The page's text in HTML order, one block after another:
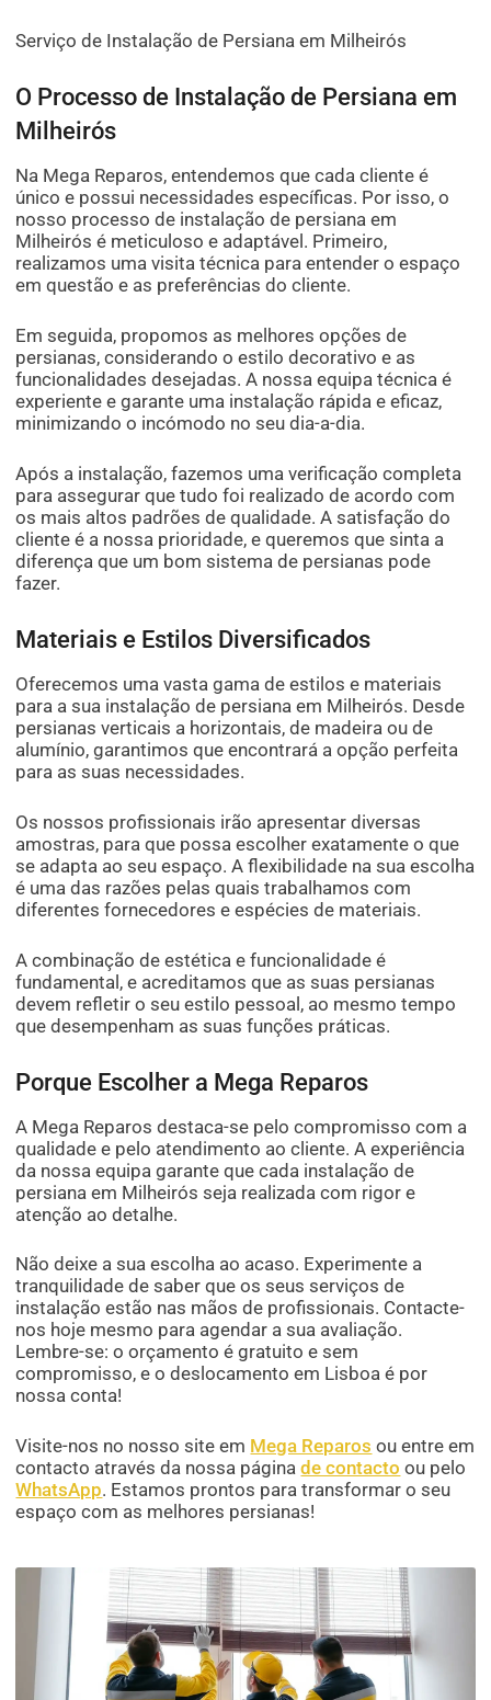
Serviço de Instalação de Persiana em Milheirós
O Processo de Instalação de Persiana em
Milheirós
Na Mega Reparos, entendemos que cada cliente é
único e possui necessidades específicas. Por isso, o
nosso processo de instalação de persiana em
Milheirós é meticuloso e adaptável. Primeiro,
realizamos uma visita técnica para entender o espaço
em questão e as preferências do cliente.
Em seguida, propomos as melhores opções de
persianas, considerando o estilo decorativo e as
funcionalidades desejadas. A nossa equipa técnica é
experiente e garante uma instalação rápida e eficaz,
minimizando o incómodo no seu dia-a-dia.
Após a instalação, fazemos uma verificação completa
para assegurar que tudo foi realizado de acordo com
os mais altos padrões de qualidade. A satisfação do
cliente é a nossa prioridade, e queremos que sinta a
diferença que um bom sistema de persianas pode
fazer.
Materiais e Estilos Diversificados
Oferecemos uma vasta gama de estilos e materiais
para a sua instalação de persiana em Milheirós. Desde
persianas verticais a horizontais, de madeira ou de
alumínio, garantimos que encontrará a opção perfeita
para as suas necessidades.
Os nossos profissionais irão apresentar diversas
amostras, para que possa escolher exatamente o que
se adapta ao seu espaço. A flexibilidade na sua escolha
é uma das razões pelas quais trabalhamos com
diferentes fornecedores e espécies de materiais.
A combinação de estética e funcionalidade é
fundamental, e acreditamos que as suas persianas
devem refletir o seu estilo pessoal, ao mesmo tempo
que desempenham as suas funções práticas.
Porque Escolher a Mega Reparos
A Mega Reparos destaca-se pelo compromisso com a
qualidade e pelo atendimento ao cliente. A experiência
da nossa equipa garante que cada instalação de
persiana em Milheirós seja realizada com rigor e
atenção ao detalhe.
Não deixe a sua escolha ao acaso. Experimente a
tranquilidade de saber que os seus serviços de
instalação estão nas mãos de profissionais. Contacte-
nos hoje mesmo para agendar a sua avaliação.
Lembre-se: o orçamento é gratuito e sem
compromisso, e o deslocamento em Lisboa é por
nossa conta!
Visite-nos no nosso site em Mega Reparos ou entre em
contacto através da nossa páginade contacto ou pelo
WhatsApp. Estamos prontos para transformar o seu
espaço com as melhores persianas!